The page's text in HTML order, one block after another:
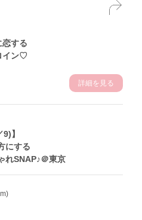
恋する
イン♡
詳細を見る
】
にする
れSNAP♪＠東京